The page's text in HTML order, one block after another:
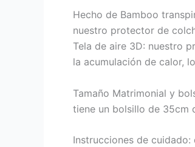
Hecho de Bamboo
nuestro protector de
Tela de aire 3D: nuestro
la acumulación de calor,
Tamaño Matrimonial y
tiene un bolsillo de 35cm
Instrucciones de